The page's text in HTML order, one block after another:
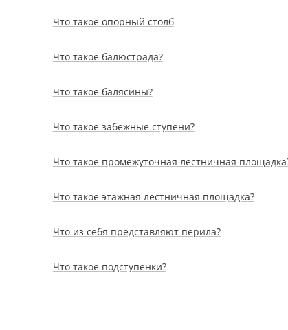
Что такое опорный столб
Что такое балюстрада?
Что такое балясины?
Что такое забежные ступени?
Что такое промежуточная лестничная
Что такое этажная лестничная площадка?
Что из себя представляют перила?
Что такое подступенки?